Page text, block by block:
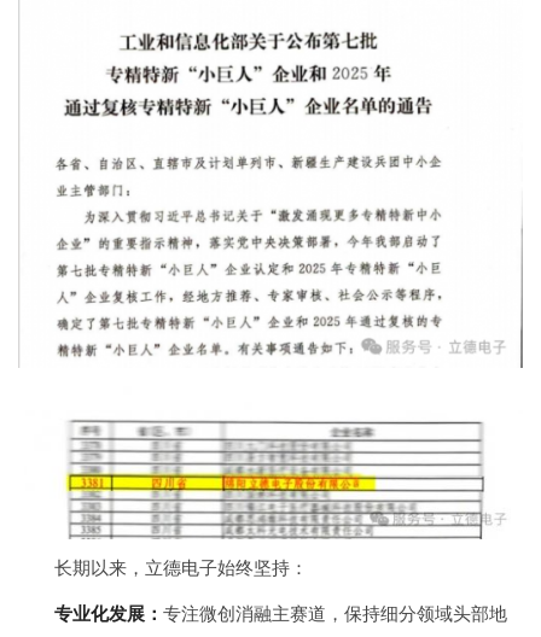
长期以来，立德电子始终坚持：
专业化发展： 专注微创消融主赛道，保持细分领域头部地